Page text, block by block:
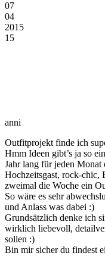
07
04
2015
15
anni
Outfitprojekt finde ich
Hmm Ideen gibt’s ja so
Jahr lang für jeden Monat
Hochzeitsgast, rock-chic,
zweimal die Woche ein
So wäre es sehr
und Anlass was dabei :)
Grundsätzlich denke ich
wirklich liebevoll,
sollen :)
Bin mir sicher du findest